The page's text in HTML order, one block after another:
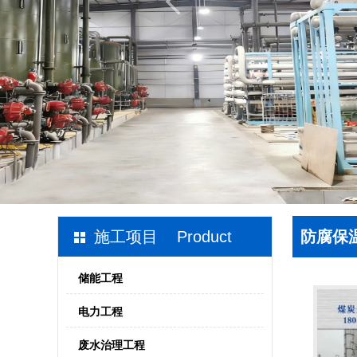
施工项目 Product
储能工程
电力工程
废水治理工程
防腐保